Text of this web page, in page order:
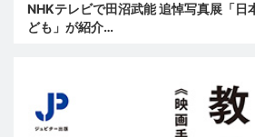
NHKテレビで田沼武能 追悼写真展「
ども」が紹介…